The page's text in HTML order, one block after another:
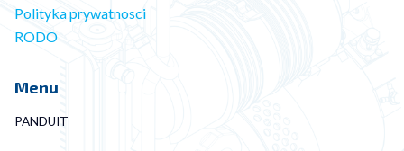
Polityka prywatnosci
RODO
Menu
PANDUIT